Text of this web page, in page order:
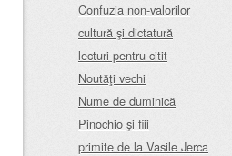
Confuzia non-valorilor
cultură şi dictatură
lecturi pentru citit
Noutăţi vechi
Nume de duminică
Pinochio şi fiii
primite de la Vasile Jerca